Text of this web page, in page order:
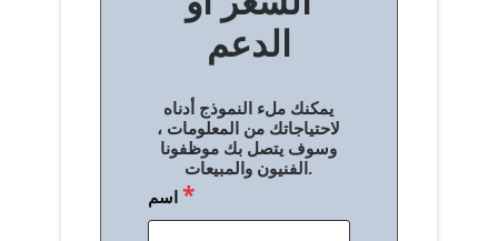
الدعم
يمكنك ملء النموذج أدناه
لاحتياجاتك من المعلومات ،
وسوف يتصل بك موظفونا
الفنيون والمبيعات.
اسم*